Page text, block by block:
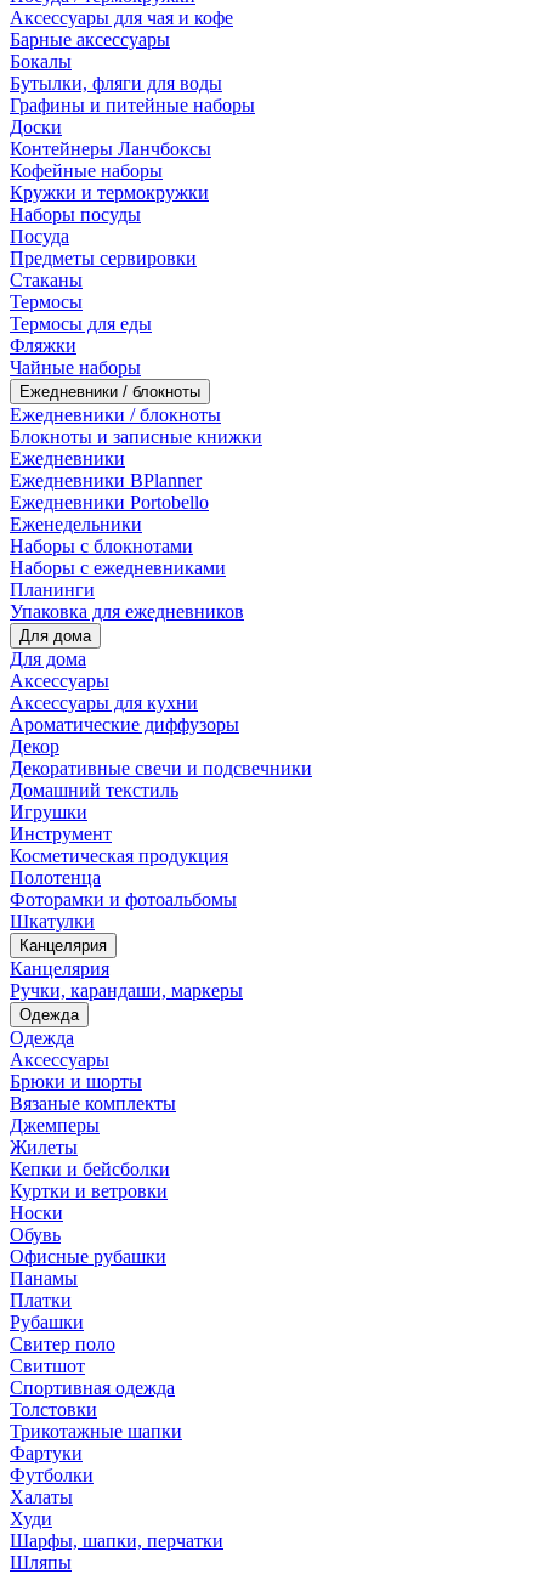
Аксессуары для чая и кофе
Барные аксессуары
Бокалы
Бутылки, фляги для воды
Графины и питейные наборы
Доски
Контейнеры Ланчбоксы
Кофейные наборы
Кружки и термокружки
Наборы посуды
Посуда
Предметы сервировки
Стаканы
Термосы
Термосы для еды
Фляжки
Чайные наборы
Ежедневники / блокноты
Ежедневники / блокноты
Блокноты и записные книжки
Ежедневники
Ежедневники BPlanner
Ежедневники Portobello
Еженедельники
Наборы с блокнотами
Наборы с ежедневниками
Планинги
Упаковка для ежедневников
Для дома
Для дома
Аксессуары
Аксессуары для кухни
Ароматические диффузоры
Декор
Декоративные свечи и подсвечники
Домашний текстиль
Игрушки
Инструмент
Косметическая продукция
Полотенца
Фоторамки и фотоальбомы
Шкатулки
Канцелярия
Канцелярия
Ручки, карандаши, маркеры
Одежда
Одежда
Аксессуары
Брюки и шорты
Вязаные комплекты
Джемперы
Жилеты
Кепки и бейсболки
Куртки и ветровки
Носки
Обувь
Офисные рубашки
Панамы
Платки
Рубашки
Свитер поло
Свитшот
Спортивная одежда
Толстовки
Трикотажные шапки
Фартуки
Футболки
Халаты
Худи
Шарфы, шапки, перчатки
Шляпы